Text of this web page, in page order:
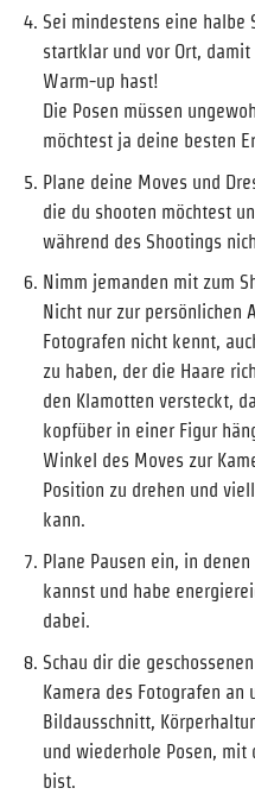
Sei mindestens eine halbe
startklar und vor Ort,
Warm-up hast!
Die Posen müssen
möchtest ja deine besten
Plane deine Moves und
die du shooten möchtest
während des Shootings
Nimm jemanden mit zum
Nicht nur zur persönlichen
Fotografen nicht kennt,
zu haben, der die Haare
den Klamotten versteckt,
kopfüber in einer Figur
Winkel des Moves zur
Position zu drehen und
kann.
Plane Pausen ein, in
kannst und habe
dabei.
Schau dir die
Kamera des Fotografen
Bildausschnitt,
und wiederhole Posen, mit
bist.